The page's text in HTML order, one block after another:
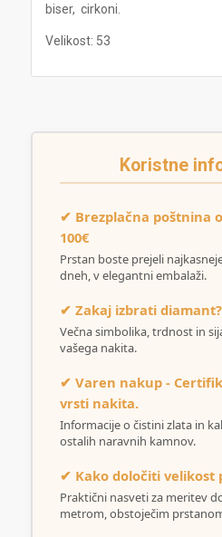
biser, cirkoni.
Velikost: 53
Koristne
✔ Brezplačna poštnina
100€
Prstan boste prejeli
dneh, v elegantni embalaži.
✔ Zakaj izbrati diamant?
Večna simbolika, trdnost in
vašega nakita.
✔ Varen nakup -
vrsti nakita.
Informacije o čistini zlata in
ostalih naravnih kamnov.
✔ Kako določiti velikost
Praktični nasveti za meritev
metrom, obstoječim